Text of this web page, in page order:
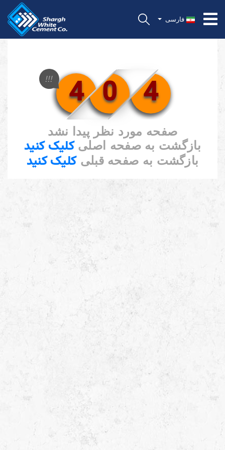
فارسی
4 0 4
!!!
صفحه مورد نظر پیدا نشد
بازگشت به صفحه اصلیکلیک کنید
بازگشت به صفحه قبلیکلیک کنید